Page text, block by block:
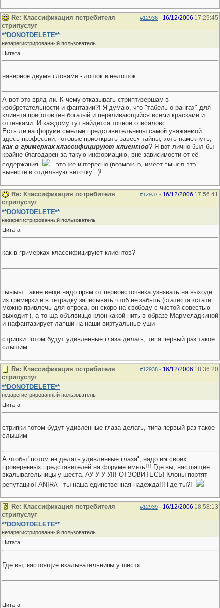
#12936 - 16/12/2006 17:29:45
Re: Классификация потребителя
стрипуслуг
**DONOTDELETE**
незарегистрированный пользователь
Цитата:
наверное двумя словами - лошок и нелошок
А вот это вряд ли. К чему отказывать стриптизершам в
изобретательности и фантазии?! Я думаю, что "табель о рангах" для
клиента приготовлен богатый и переливающийся всеми красками и
оттенками. И каждому тут найдется точное описалово.
Есть ли на форуме смелые представительницы самой уважаемой
здесь профессии, готовые приоткрыть завесу тайны, хоть намекнуть,
как в гримерках классифицируют клиентов? Я вот лично был бы
крайне благодарен за такую информацию, вне зависимости от её
содержания
- это же интересно (возможно, имеет смысл это
вынести в отдельную веточку...)!
#12937 - 16/12/2006 17:56:41
Re: Классификация потребителя
стрипуслуг
**DONOTDELETE**
незарегистрированный пользователь
Цитата:
как в гримерках классифицируют клиентов?
гыыыы..такие вещи надо прям от первоисточника узнавать на выходе
из гримерки и в тетрадку записывать чтоб не забыть (статиста кстати
можно привлечь для опроса, он скоро на свободу с чистой совестью
выходит ), а то ща объявиццо клон какой нить в образе Мармеладкиной
и нафантазирует лапши на наши виртуальные уши
стрипки потом будут удивленные глаза делать, типа первый раз такое
слышим
#12938 - 16/12/2006 18:36:20
Re: Классификация потребителя
стрипуслуг
**DONOTDELETE**
незарегистрированный пользователь
Цитата:
стрипки потом будут удивленные глаза делать, типа первый раз такое
слышим
А чтобы "потом не делать удивленные глаза", надо им своих
проверенных представителей на форуме иметь!!! Где вы, настоящие
вкалывательницы у шеста, АУ-У-У-У!!! ОТЗОВИТЕСЬ! Клоны портят
репутацию! ANIRA - ты наша единственная надежда!!! Где ты?!
#12939 - 16/12/2006 18:58:13
Re: Классификация потребителя
стрипуслуг
**DONOTDELETE**
незарегистрированный пользователь
Цитата:
Где вы, настоящие вкалывательницы у шеста
Цитата: